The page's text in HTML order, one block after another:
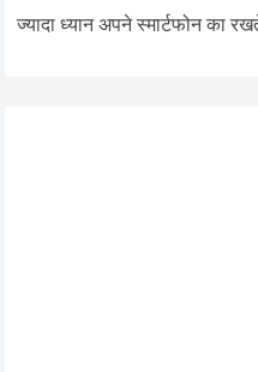
ज्यादा ध्यान अपने स्मार्टफोन का